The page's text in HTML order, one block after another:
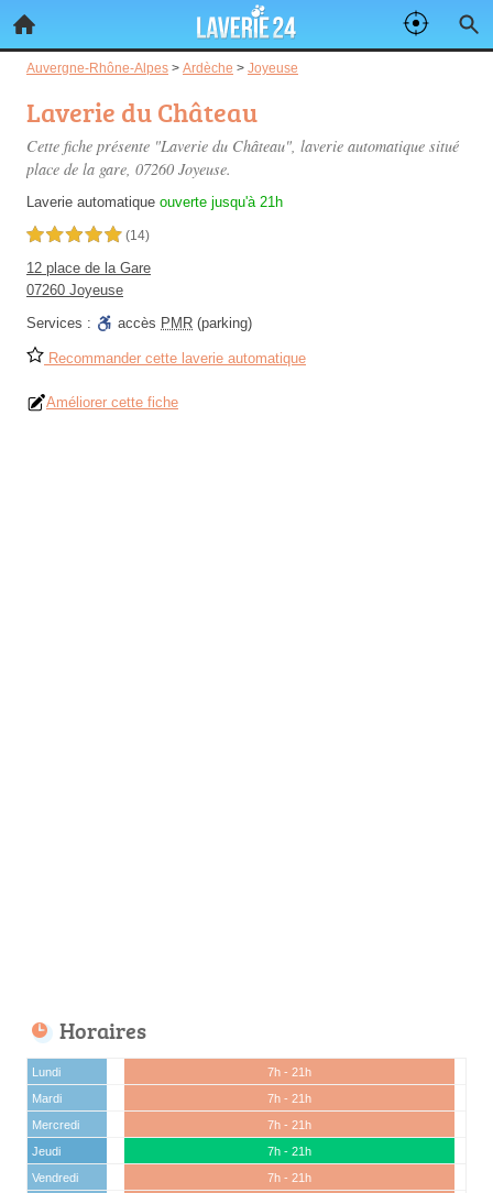
Auvergne-Rhône-Alpes > Ardèche > Joyeuse
Laverie du Château
Cette fiche présente "Laverie du Château", laverie automatique situé
place de la gare, 07260 Joyeuse.
Laverie automatique ouverte jusqu'à 21h
5,0 étoiles sur 5 (14)
12 place de la Gare
07260 Joyeuse
Services :
accès PMR (parking)
Recommander cette laverie automatique
Améliorer cette fiche
Horaires
Lundi
7h - 21h
Mardi
7h - 21h
Mercredi
7h - 21h
Jeudi
7h - 21h
Vendredi
7h - 21h